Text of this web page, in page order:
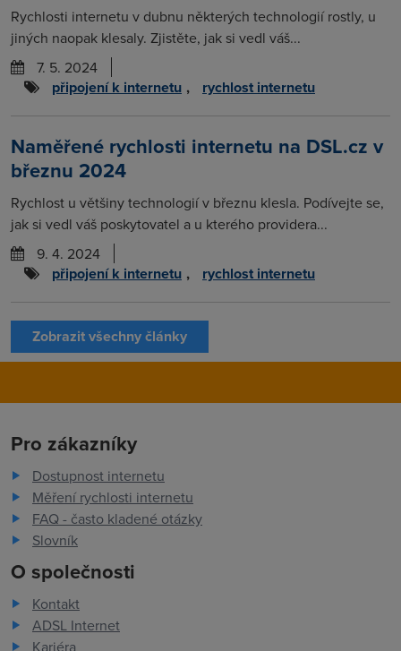
Rychlosti internetu v dubnu některých technologií rostly, u
jiných naopak klesaly. Zjistěte, jak si vedl váš...
7. 5. 2024
připojení k internetu , rychlost internetu
Naměřené rychlosti internetu na DSL.cz v
březnu 2024
Rychlost u většiny technologií v březnu klesla. Podívejte se,
jak si vedl váš poskytovatel a u kterého providera...
9. 4. 2024
připojení k internetu , rychlost internetu
Zobrazit všechny články
Pro zákazníky
Dostupnost internetu
Měření rychlosti internetu
FAQ - často kladené otázky
Slovník
O společnosti
Kontakt
ADSL Internet
Kariéra